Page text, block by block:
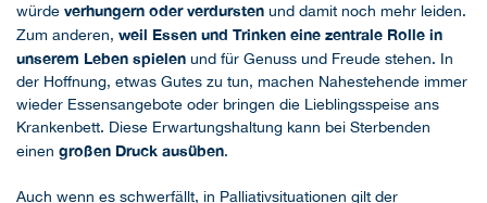
würde verhungern oder verdursten und damit noch mehr leiden.
Zum anderen, weil Essen und Trinken eine zentrale Rolle in
unserem Leben spielen und für Genuss und Freude stehen. In
der Hoffnung, etwas Gutes zu tun, machen Nahestehende immer
wieder Essensangebote oder bringen die Lieblingsspeise ans
Krankenbett. Diese Erwartungshaltung kann bei Sterbenden
einen großen Druck ausüben.
Auch wenn es schwerfällt, in Palliativsituationen gilt der